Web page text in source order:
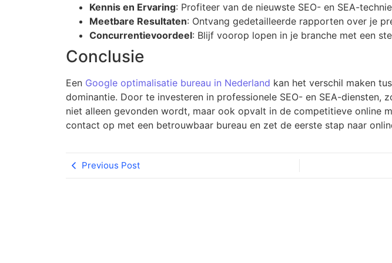
Kennis en Ervaring: Profiteer van de nieuwste SEO- en SEA-
Meetbare Resultaten: Ontvang gedetailleerde rapporten over je
Concurrentievoordeel: Blijf voorop lopen in je branche met een
Conclusie
Een Google optimalisatie bureau in Nederland kan het verschil maken
dominantie. Door te investeren in professionele SEO- en SEA-diensten,
niet alleen gevonden wordt, maar ook opvalt in de competitieve online
contact op met een betrouwbaar bureau en zet de eerste stap naar
Previous Post